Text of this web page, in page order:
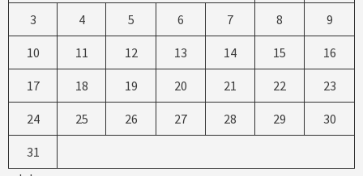
3 4 5 6 7 8 9
10 11 12 13 14 15 16
17 18 19 20 21 22 23
24 25 26 27 28 29 30
31